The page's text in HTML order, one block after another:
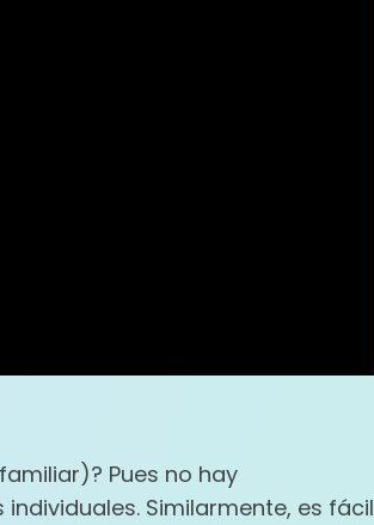
Pues no hay
Similarmente, es fácil